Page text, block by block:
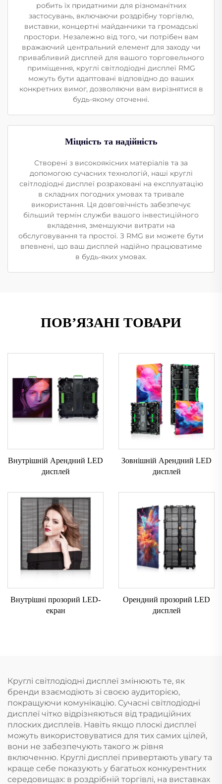
робить їх придатними для різноманітних
застосувань, включаючи роздрібну торгівлю,
виставки, концертні майданчики та громадські
простори. Незалежно від того, чи потрібен вам
вражаючий центральний елемент для заходу чи
привабливий дисплей для вашого торговельного
приміщення, круглі світлодіодні дисплеї RMG
можуть бути адаптовані відповідно до ваших
конкретних вимог, дозволяючи вам вирізнятися в
будь-якому оточенні.
Міцність та надійність
Створені з високоякісних матеріалів та за
допомогою сучасних технологій, наші круглі
світлодіодні дисплеї розраховані на експлуатацію
в складних погодних умовах та тривале
використання. Ця довговічність забезпечує
більший термін служби вашого інвестиційного
вкладення, зменшуючи витрати на
обслуговування та простої. З RMG ви можете бути
впевнені, що ваш дисплей надійно працюватиме
в будь-яких умовах.
ПОВ’ЯЗАНІ ТОВАРИ
Внутрішній Арендний LED
дисплей
Зовнішній Арендний LED
дисплей
Внутрішні прозорий LED-
екран
Орендний прозорий LED
дисплей
Круглі світлодіодні дисплеї змінюють те, як
бренди взаємодіють зі своєю аудиторією,
покращуючи комунікацію. Сучасні світлодіодні
дисплеї чітко відрізняються від традиційних
плоских дисплеїв. Навіть якщо плоскі дисплеї
можуть використовуватися для тих самих цілей,
вони не забезпечують такого ж рівня
включенню. Круглі дисплеї привертають увагу та
краще себе показують у багатьох конкурентних
середовищах: в роздрібній торгівлі, на виставках